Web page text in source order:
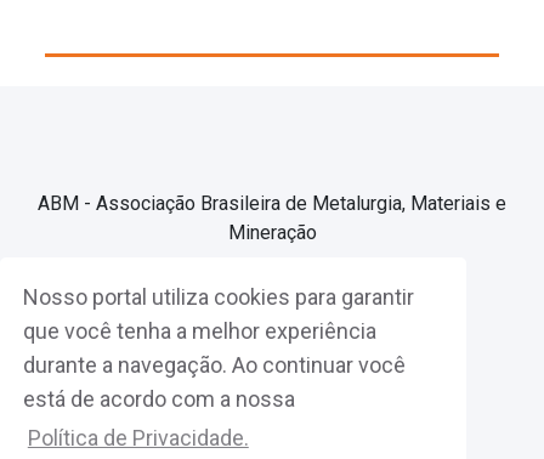
Nosso portal utiliza cookies para garantir
que você tenha a melhor experiência
durante a navegação. Ao continuar você
está de acordo com a nossa
Política de Privacidade.
ABM - Associação Brasileira de Metalurgia, Materiais e
Mineração
Associe-se
Fazer Login